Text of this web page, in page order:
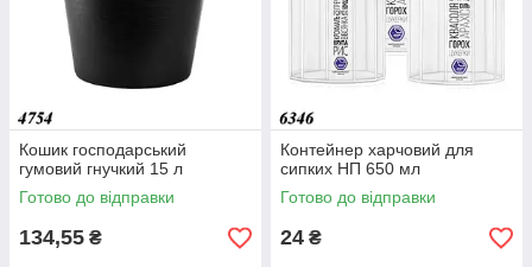
Кошик господарський
гумовий гнучкий 15 л
Готово до відправки
134,55 ₴
Контейнер харчовий для
сипких НП 650 мл
Готово до відправки
24 ₴